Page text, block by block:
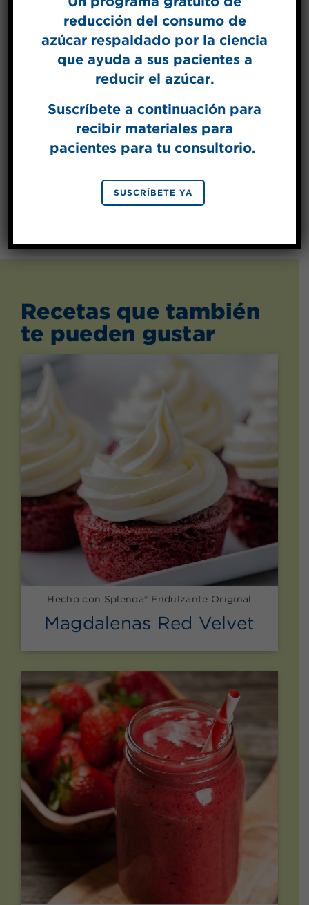
Recetas que también
te pueden gustar
Hecho con Splenda® Endulzante Original
Magdalenas Red Velvet
reducción del consumo de
azúcar respaldado por la ciencia
que ayuda a sus pacientes a
reducir el azúcar.
Suscríbete a continuación para
recibir materiales para
pacientes para tu consultorio.
SUSCRÍBETE YA